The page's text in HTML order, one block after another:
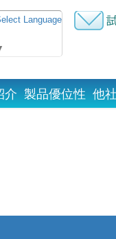
Language
介 製品優位性 他